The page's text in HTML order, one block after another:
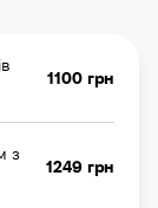
1100 грн
з
1249 грн